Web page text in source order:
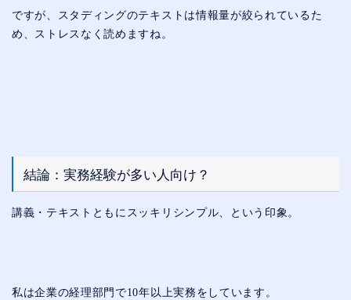
ですが、スタディングのテキストは情報量が絞られているた
め、ストレスなく読めますね。
結論：実務経験が多い人向け？
講義・テキストともにスッキリシンプル、という印象。
私は企業の経理部門で10年以上実務をしています。